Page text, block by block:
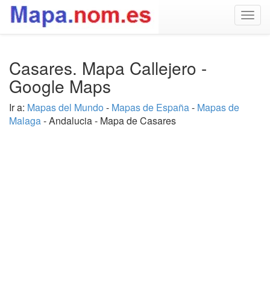
Casares. Mapa Callejero -
Google Maps
Ir a: Mapas del Mundo - Mapas de España- Mapas de
Malaga- Andalucia - Mapa de Casares